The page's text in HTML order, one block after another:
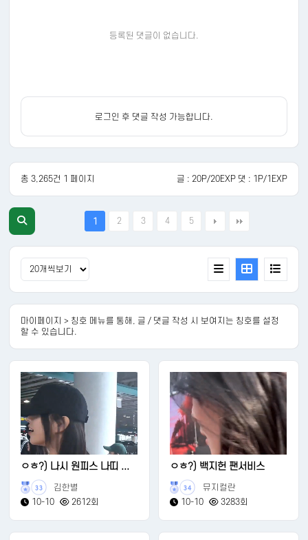
등록된 댓글이 없습니다.
로그인 후 댓글 작성 가능합니다.
총 3,265건 1 페이지 글 : 20P/20EXP 댓 : 1P/1EXP
1 2 3 4 5
마이페이지 > 칭호 메뉴를 통해, 글 / 댓글 작성 시 보여지는 칭호를 설정
할 수 있습니다.
ㅇㅎ?) 나시 원피스 나띠 ...
33
김한별
10-10
2612회
ㅇㅎ?) 백지헌 팬서비스
34
뮤지컬란
10-10
3283회